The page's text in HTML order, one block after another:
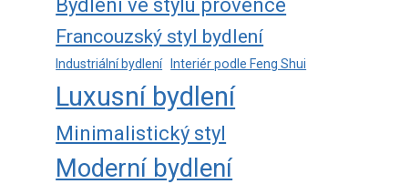
Bydlení ve stylu provence
Francouzský styl bydlení
Industriální bydlení Interiér podle Feng Shui
Luxusní bydlení
Minimalistický styl
Moderní bydlení